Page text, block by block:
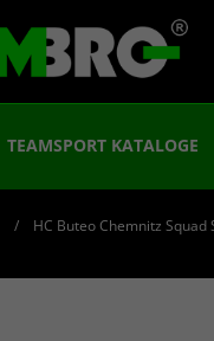
TEAMSPORT KATALOGE
HC Buteo Chemnitz Squad